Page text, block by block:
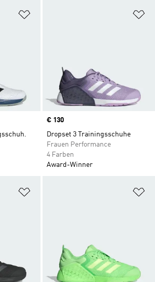
Price
€ 130
Dropset 3 Trainingsschuhe
Frauen Performance
4 Farben
Award-Winner